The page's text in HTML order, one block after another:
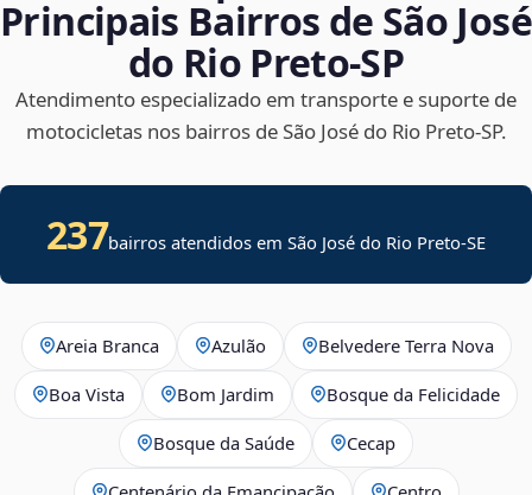
Principais Bairros de São José
do Rio Preto‑SP
Atendimento especializado em transporte e suporte de
motocicletas nos bairros de São José do Rio Preto‑SP.
237bairros atendidos emSão José do Rio Preto-SE
Areia Branca Azulão Belvedere Terra Nova
Boa Vista Bom Jardim Bosque da Felicidade
Bosque da Saúde Cecap